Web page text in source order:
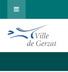
Passer
au
contenu